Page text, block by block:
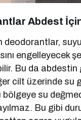
Abdest
deodorantlar,
engelleyecek
Bu da abdestin
cilt üzerinde su
su
Bu gibi